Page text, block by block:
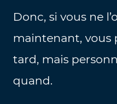
Donc, si vous ne
maintenant, vous
tard, mais
quand.